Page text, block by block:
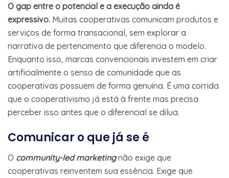
O gap entre o potencial e a execução ainda é
expressivo. Muitas cooperativas comunicam produtos e
serviços de forma transacional, sem explorar a
narrativa de pertencimento que diferencia o modelo.
Enquanto isso, marcas convencionais investem em criar
artificialmente o senso de comunidade que as
cooperativas possuem de forma genuína. É uma corrida
que o cooperativismo já está à frente mas precisa
perceber isso antes que o diferencial se dilua.
Comunicar o que já se é
O community-led marketingnão exige que
cooperativas reinventem sua essência. Exige que